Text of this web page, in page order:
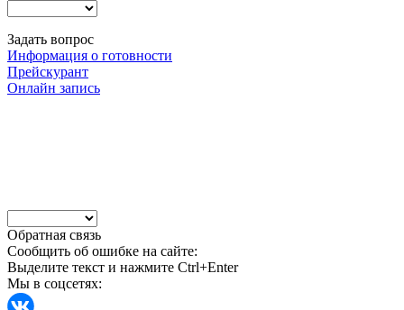
Задать вопрос
Информация о готовности
Прейскурант
Онлайн запись
Обратная связь
Сообщить об ошибке на сайте:
Выделите текст и нажмите Ctrl+Enter
Мы в соцсетях: